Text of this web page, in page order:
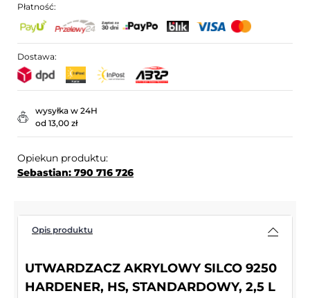
Płatność:
Dostawa:
wysyłka w 24H
od 13,00 zł
Opiekun produktu:
Sebastian: 790 716 726
Opis produktu
UTWARDZACZ AKRYLOWY SILCO 9250
HARDENER, HS, STANDARDOWY, 2,5 L